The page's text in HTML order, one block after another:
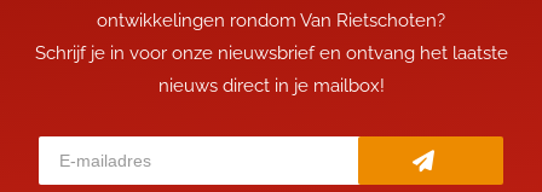
ontwikkelingen rondom Van Rietschoten?
Schrijf je in voor onze nieuwsbrief en ontvang het laatste
nieuws direct in je mailbox!